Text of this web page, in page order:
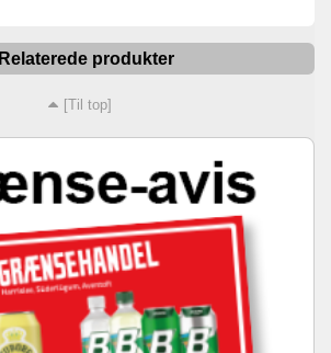
Relaterede produkter
[Til top]